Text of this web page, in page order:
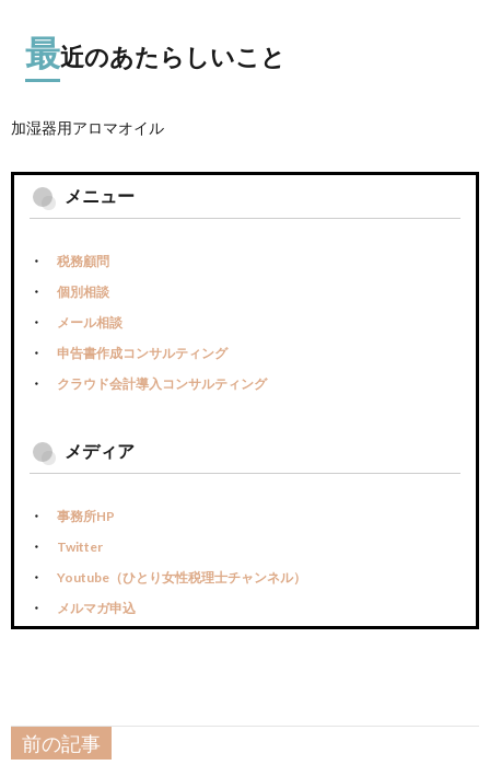
最近のあたらしいこと
加湿器用アロマオイル
メニュー
税務顧問
個別相談
メール相談
申告書作成コンサルティング
クラウド会計導入コンサルティング
メディア
事務所HP
Twitter
Youtube（ひとり女性税理士チャンネル）
メルマガ申込
前の記事